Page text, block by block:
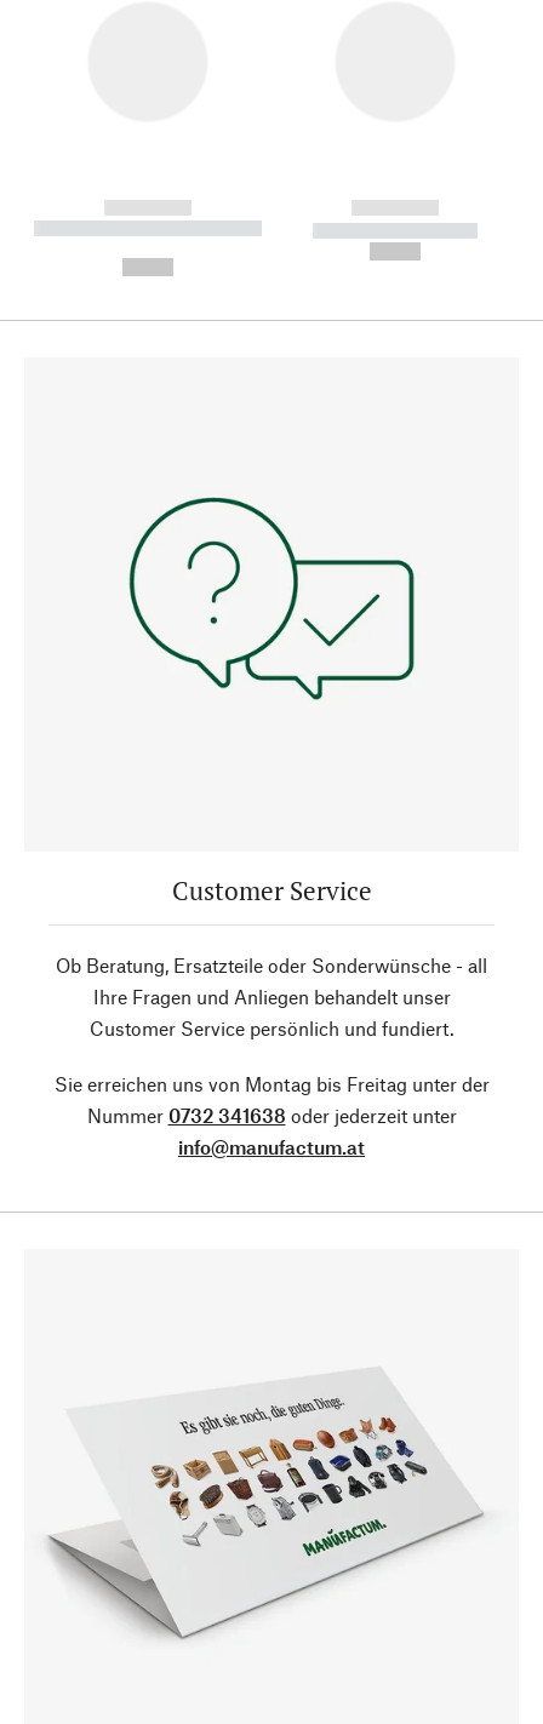
------------
----------- ----------- --------
------------
----------- -----------
Customer Service
Ob Beratung, Ersatzteile oder Sonderwünsche - all
Ihre Fragen und Anliegen behandelt unser
Customer Service persönlich und fundiert.
Sie erreichen uns von Montag bis Freitag unter der
Nummer 0732 341638 oder jederzeit unter
info@manufactum.at